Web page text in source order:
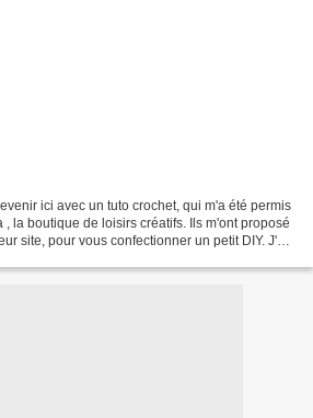
ici avec un tuto crochet, qui m'a été permis
la boutique de loisirs créatifs. Ils m'ont proposé
site, pour vous confectionner un petit DIY. J'ai